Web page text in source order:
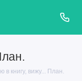
в книгу, вижу... План.